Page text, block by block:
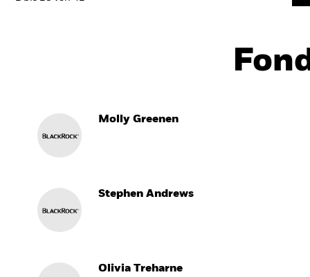
Molly Greenen
Stephen Andrews
Olivia Treharne